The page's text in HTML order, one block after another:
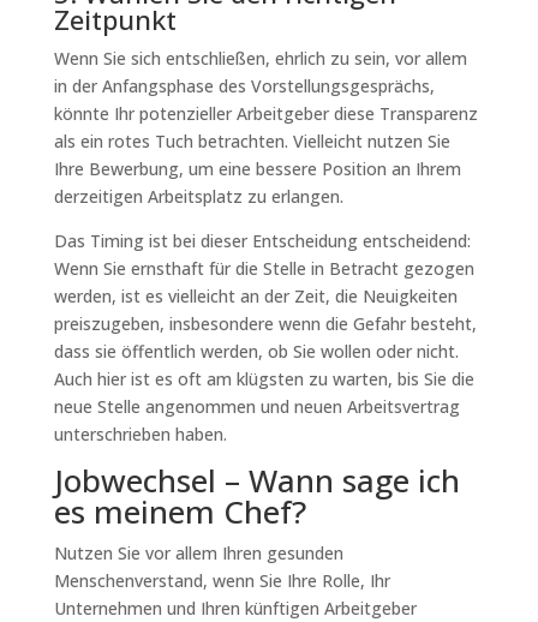
Zeitpunkt
Wenn Sie sich entschließen, ehrlich zu sein, vor allem
in der Anfangsphase des Vorstellungsgesprächs,
könnte Ihr potenzieller Arbeitgeber diese Transparenz
als ein rotes Tuch betrachten. Vielleicht nutzen Sie
Ihre Bewerbung, um eine bessere Position an Ihrem
derzeitigen Arbeitsplatz zu erlangen.
Das Timing ist bei dieser Entscheidung entscheidend:
Wenn Sie ernsthaft für die Stelle in Betracht gezogen
werden, ist es vielleicht an der Zeit, die Neuigkeiten
preiszugeben, insbesondere wenn die Gefahr besteht,
dass sie öffentlich werden, ob Sie wollen oder nicht.
Auch hier ist es oft am klügsten zu warten, bis Sie die
neue Stelle angenommen und neuen Arbeitsvertrag
unterschrieben haben.
Jobwechsel – Wann sage ich
es meinem Chef?
Nutzen Sie vor allem Ihren gesunden
Menschenverstand, wenn Sie Ihre Rolle, Ihr
Unternehmen und Ihren künftigen Arbeitgeber